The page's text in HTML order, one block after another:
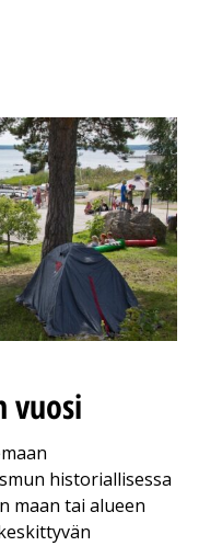
vuosi
historiallisessa
maan tai alueen